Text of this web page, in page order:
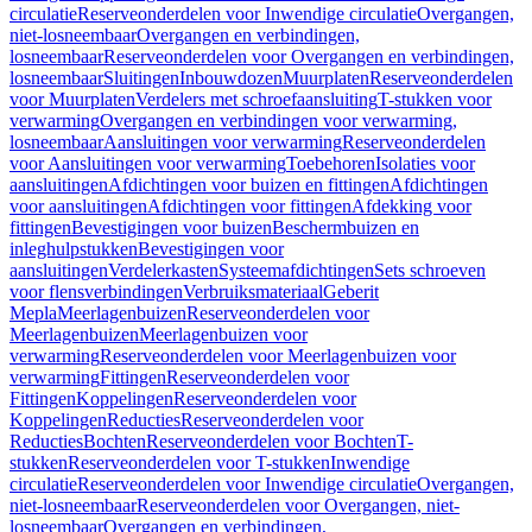
circulatieReserveonderdelen voor Inwendige circulatieOvergangen,
niet-losneembaarOvergangen en verbindingen,
losneembaarReserveonderdelen voor Overgangen en verbindingen,
losneembaarSluitingenInbouwdozenMuurplatenReserveonderdelen
voor MuurplatenVerdelers met schroefaansluitingT-stukken voor
verwarmingOvergangen en verbindingen voor verwarming,
losneembaarAansluitingen voor verwarmingReserveonderdelen
voor Aansluitingen voor verwarmingToebehorenIsolaties voor
aansluitingenAfdichtingen voor buizen en fittingenAfdichtingen
voor aansluitingenAfdichtingen voor fittingenAfdekking voor
fittingenBevestigingen voor buizenBeschermbuizen en
inleghulpstukkenBevestigingen voor
aansluitingenVerdelerkastenSysteemafdichtingenSets schroeven
voor flensverbindingenVerbruiksmateriaalGeberit
MeplaMeerlagenbuizenReserveonderdelen voor
MeerlagenbuizenMeerlagenbuizen voor
verwarmingReserveonderdelen voor Meerlagenbuizen voor
verwarmingFittingenReserveonderdelen voor
FittingenKoppelingenReserveonderdelen voor
KoppelingenReductiesReserveonderdelen voor
ReductiesBochtenReserveonderdelen voor BochtenT-
stukkenReserveonderdelen voor T-stukkenInwendige
circulatieReserveonderdelen voor Inwendige circulatieOvergangen,
niet-losneembaarReserveonderdelen voor Overgangen, niet-
losneembaarOvergangen en verbindingen,